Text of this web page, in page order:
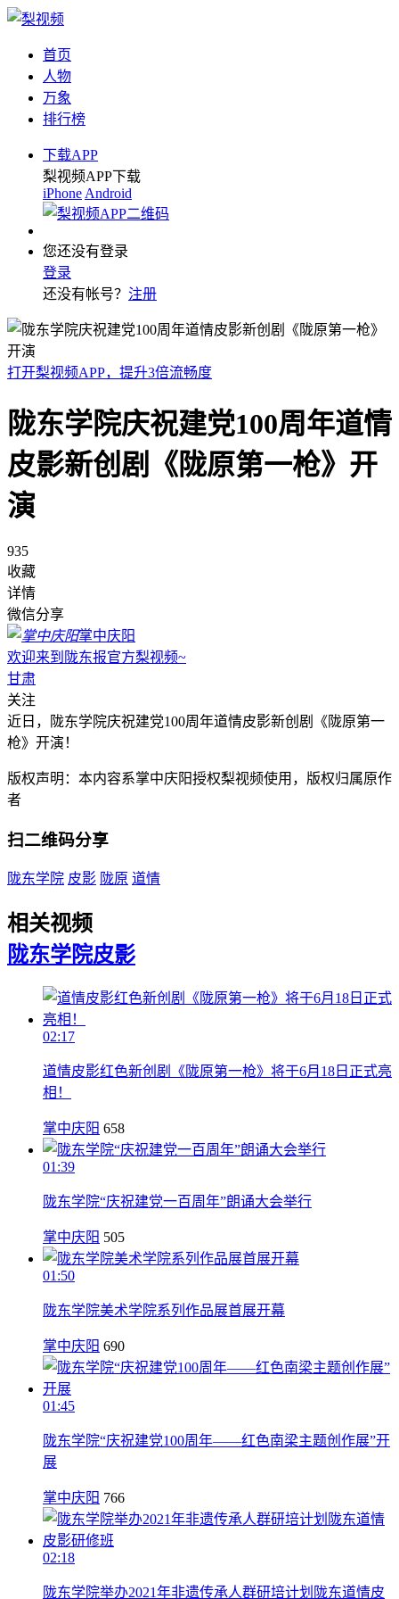
首页
人物
万象
排行榜
下载APP
梨视频APP下载
iPhone Android
您还没有登录
登录
还没有帐号？ 注册
打开梨视频APP，提升3倍流畅度
陇东学院庆祝建党100周年道情
皮影新创剧《陇原第一枪》开
演
935
收藏
详情
微信分享
掌中庆阳
欢迎来到陇东报官方梨视频~
甘肃
关注
近日，陇东学院庆祝建党100周年道情皮影新创剧《陇原第一
枪》开演！
版权声明：本内容系掌中庆阳授权梨视频使用，版权归属原作
者
扫二维码分享
陇东学院 皮影 陇原 道情
相关视频
陇东学院皮影
02:17
道情皮影红色新创剧《陇原第一枪》将于6月18日正式亮
相！
掌中庆阳 658
01:39
陇东学院“庆祝建党一百周年”朗诵大会举行
掌中庆阳 505
01:50
陇东学院美术学院系列作品展首展开幕
掌中庆阳 690
01:45
陇东学院“庆祝建党100周年——红色南梁主题创作展”开
展
掌中庆阳 766
02:18
陇东学院举办2021年非遗传承人群研培计划陇东道情皮